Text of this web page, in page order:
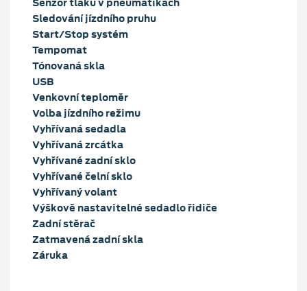
Sledování jízdního pruhu
Start/Stop systém
Tempomat
Tónovaná skla
USB
Venkovní teploměr
Volba jízdního režimu
Vyhřívaná sedadla
Vyhřívaná zrcátka
Vyhřívané zadní sklo
Vyhřívané čelní sklo
Vyhřívaný volant
Výškově nastavitelné sedadlo řidiče
Zadní stěrač
Zatmavená zadní skla
Záruka